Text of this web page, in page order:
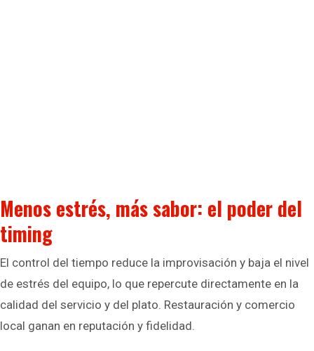
Menos estrés, más sabor: el poder del
timing
El control del tiempo reduce la improvisación y baja el nivel
de estrés del equipo, lo que repercute directamente en la
calidad del servicio y del plato. Restauración y comercio
local ganan en reputación y fidelidad.